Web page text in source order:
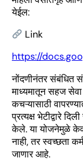
येईल:
Link
https://
नोंदणीनंतर संबंधित
माध्यमातून सहज सेवा
कचऱ्यासाठी
प्रत्यक्ष भेटीद्वारे
केले. या योजनेमुळे
नाही, तर स्वच्छता
जाणार आहे.